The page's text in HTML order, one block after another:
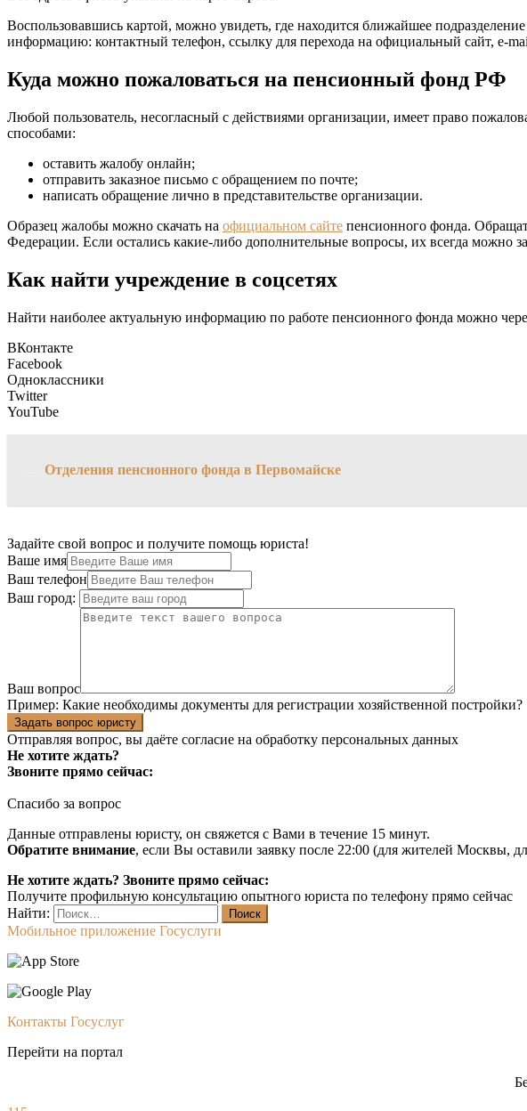
Воспользовавшись картой, можно увидеть, где находится ближайшее
информацию: контактный телефон, ссылку для перехода на официальный сайт, e-
Куда можно пожаловаться на пенсионный фонд РФ
Любой пользователь, несогласный с действиями организации, имеет право
способами:
оставить жалобу онлайн;
отправить заказное письмо с обращением по почте;
написать обращение лично в представительстве организации.
Образец жалобы можно скачать на официальном сайте пенсионного фонда.
Федерации. Если остались какие-либо дополнительные вопросы, их всегда можно
Как найти учреждение в соцсетях
Найти наиболее актуальную информацию по работе пенсионного фонда можно
ВКонтакте
Facebook
Одноклассники
Twitter
YouTube
Отделения пенсионного фонда в Первомайске
Задайте свой вопрос и получите помощь юриста!
Ваше имя
Ваш телефон
Ваш город:
Ваш вопрос
Пример: Какие необходимы документы для регистрации хозяйственной постройки?
Задать вопрос юристу
Отправляя вопрос, вы даёте согласие на обработку персональных данных
Не хотите ждать?
Звоните прямо сейчас:
Спасибо за вопрос
Данные отправлены юристу, он свяжется с Вами в течение 15 минут.
Обратите внимание, если Вы оставили заявку после 22:00 (для жителей Москвы,
Не хотите ждать? Звоните прямо сейчас:
Получите профильную консультацию опытного юриста по телефону прямо сейчас
Найти:
Мобильное приложение Госуслуги
Контакты Госуслуг
Перейти на портал